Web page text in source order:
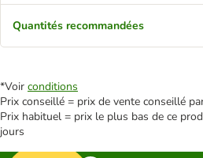
Quantités recommandées
*Voir conditions
Prix conseillé = prix de vente conseillé
Prix habituel = prix le plus bas de ce
jours